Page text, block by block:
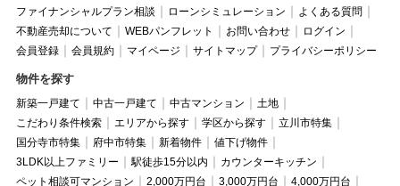
ファイナンシャルプラン相談
ローンシミュレーション
よくある質問
不動産売却について
WEBパンフレット お問い合わせ
ログイン
会員登録
会員規約 マイページ サイトマップ プライバシーポリシー
物件を探す
新築一戸建て 中古一戸建て 中古マンション
土地
こだわり条件検索
エリアから探す 学区から探す
立川市特集
国分寺市特集
府中市特集 新着物件
値下げ物件
3LDK以上ファミリー
駅徒歩15分以内
カウンターキッチン
ペット相談可マンション
2,000万円台 3,000万円台
4,000万円台